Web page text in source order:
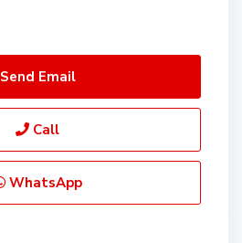
Send Email
Call
WhatsApp